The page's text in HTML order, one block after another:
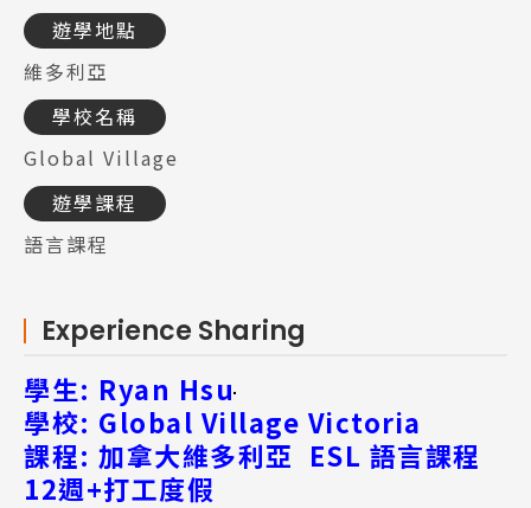
遊學地點
維多利亞
學校名稱
Global Village
遊學課程
語言課程
Experience Sharing
學生: Ryan Hsu
學校: Global Village Victoria
課程: 加拿大維多利亞 ESL 語言課程
12週+打工度假